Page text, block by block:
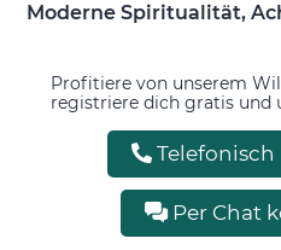
Moderne Spiritualität,
Profitiere von unserem
registriere dich gratis und
Telefonisch
Per Chat